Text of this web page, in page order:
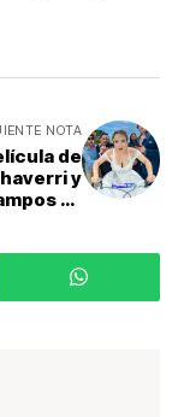
NOTA
de
y
ya